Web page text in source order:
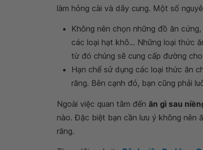
làm hỏng cài và dây cung. Một số
Không nên chọn những đồ ăn
các loại hạt khô... Những loại thức
từ đó chúng sẽ cung cấp đường
Hạn chế sử dụng các loại thức ăn
răng. Bên cạnh đó, bạn cũng phải
Ngoài việc quan tâm đến ăn gì sau
nào. Đặc biệt bạn cần lưu ý không nên
răng.